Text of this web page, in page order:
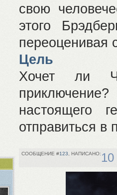
свою
этого
переоценивая
Цель
Хочет ли
настоящего
отправиться в
123